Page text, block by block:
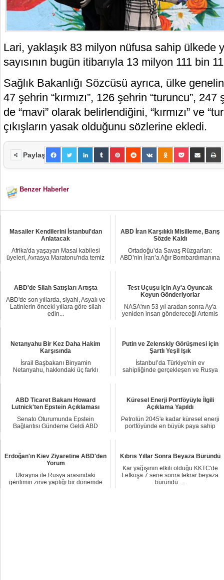
Lari, yaklaşık 83 milyon nüfusa sahip ülkede
sayısının bugün itibarıyla 13 milyon 111 bin
Sağlık Bakanlığı Sözcüsü ayrıca, ülke
47 şehrin “kırmızı”, 126 şehrin “turuncu”, 247
de “mavi” olarak belirlendiğini, “kırmızı” ve
çıkışların yasak olduğunu sözlerine ekledi.
Paylaş
Benzer Haberler
Masailer Kendilerini İstanbul'dan
Anlatacak
Afrika'da yaşayan Masai kabilesi
üyeleri, Avrasya Maratonu'nda temiz
ABD İran Karşılıklı Misilleme, Barış
Sözde Kaldı
Ortadoğu’da Savaş Rüzgarları:
ABD’nin İran’a Ağır Bombardımanına
ABD'de Silah Satışları Artışta
ABD'de son yıllarda, siyahi, Asyalı ve
Latinlerin önceki yıllara göre silah
edin...
Test Uçuşu için Ay'a Oyuncak
Koyun Gönderiyorlar
NASA'nın 53 yıl aradan sonra Ay'a
yeniden insan göndereceği Artemis
Netanyahu Bir Kez Daha Hakim
Karşısında
İsrail Başbakanı Binyamin
Netanyahu, hakkındaki üç farklı
Putin ve Zelenskiy Görüşmesi için
Şartlı Yeşil Işık
İstanbul’da Türkiye'nin ev
sahipliğinde gerçekleşen ve Rusya
ABD Ticaret Bakanı Howard
Lutnick'ten Epstein Açıklaması
Senato Oturumunda Epstein
Bağlantısı Gündeme Geldi ABD
Küresel Enerji Portföyüyle İlgili
Açıklama Yapıldı
Petrolün 2045'e kadar küresel enerji
portföyünde en büyük paya sahip
Erdoğan'ın Kiev Ziyaretine ABD'den
Yorum
Ukrayna ile Rusya arasındaki
gerilimin zirve yaptığı bir dönemde
Kıbrıs Yıllar Sonra Beyaza Büründü
Kar yağışının etkili olduğu KKTC'de
Lefkoşa 7 sene sonra tekrar beyaza
büründü. ...